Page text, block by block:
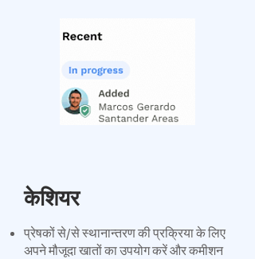
केशियर
​प्रेषकों से/से स्थानान्तरण की प्रक्रिया के लिए
अपने मौजूदा खातों का उपयोग करें और कमीशन